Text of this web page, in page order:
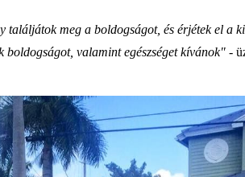
meg a boldogságot, és érjétek el
boldogságot, valamint egészséget kívánok" -